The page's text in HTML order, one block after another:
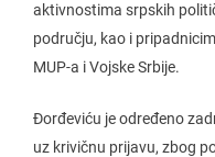
aktivnostima srpskih
području, kao i
MUP-a i Vojske Srbije.
Đorđeviću je određeno
uz krivičnu prijavu, zbog